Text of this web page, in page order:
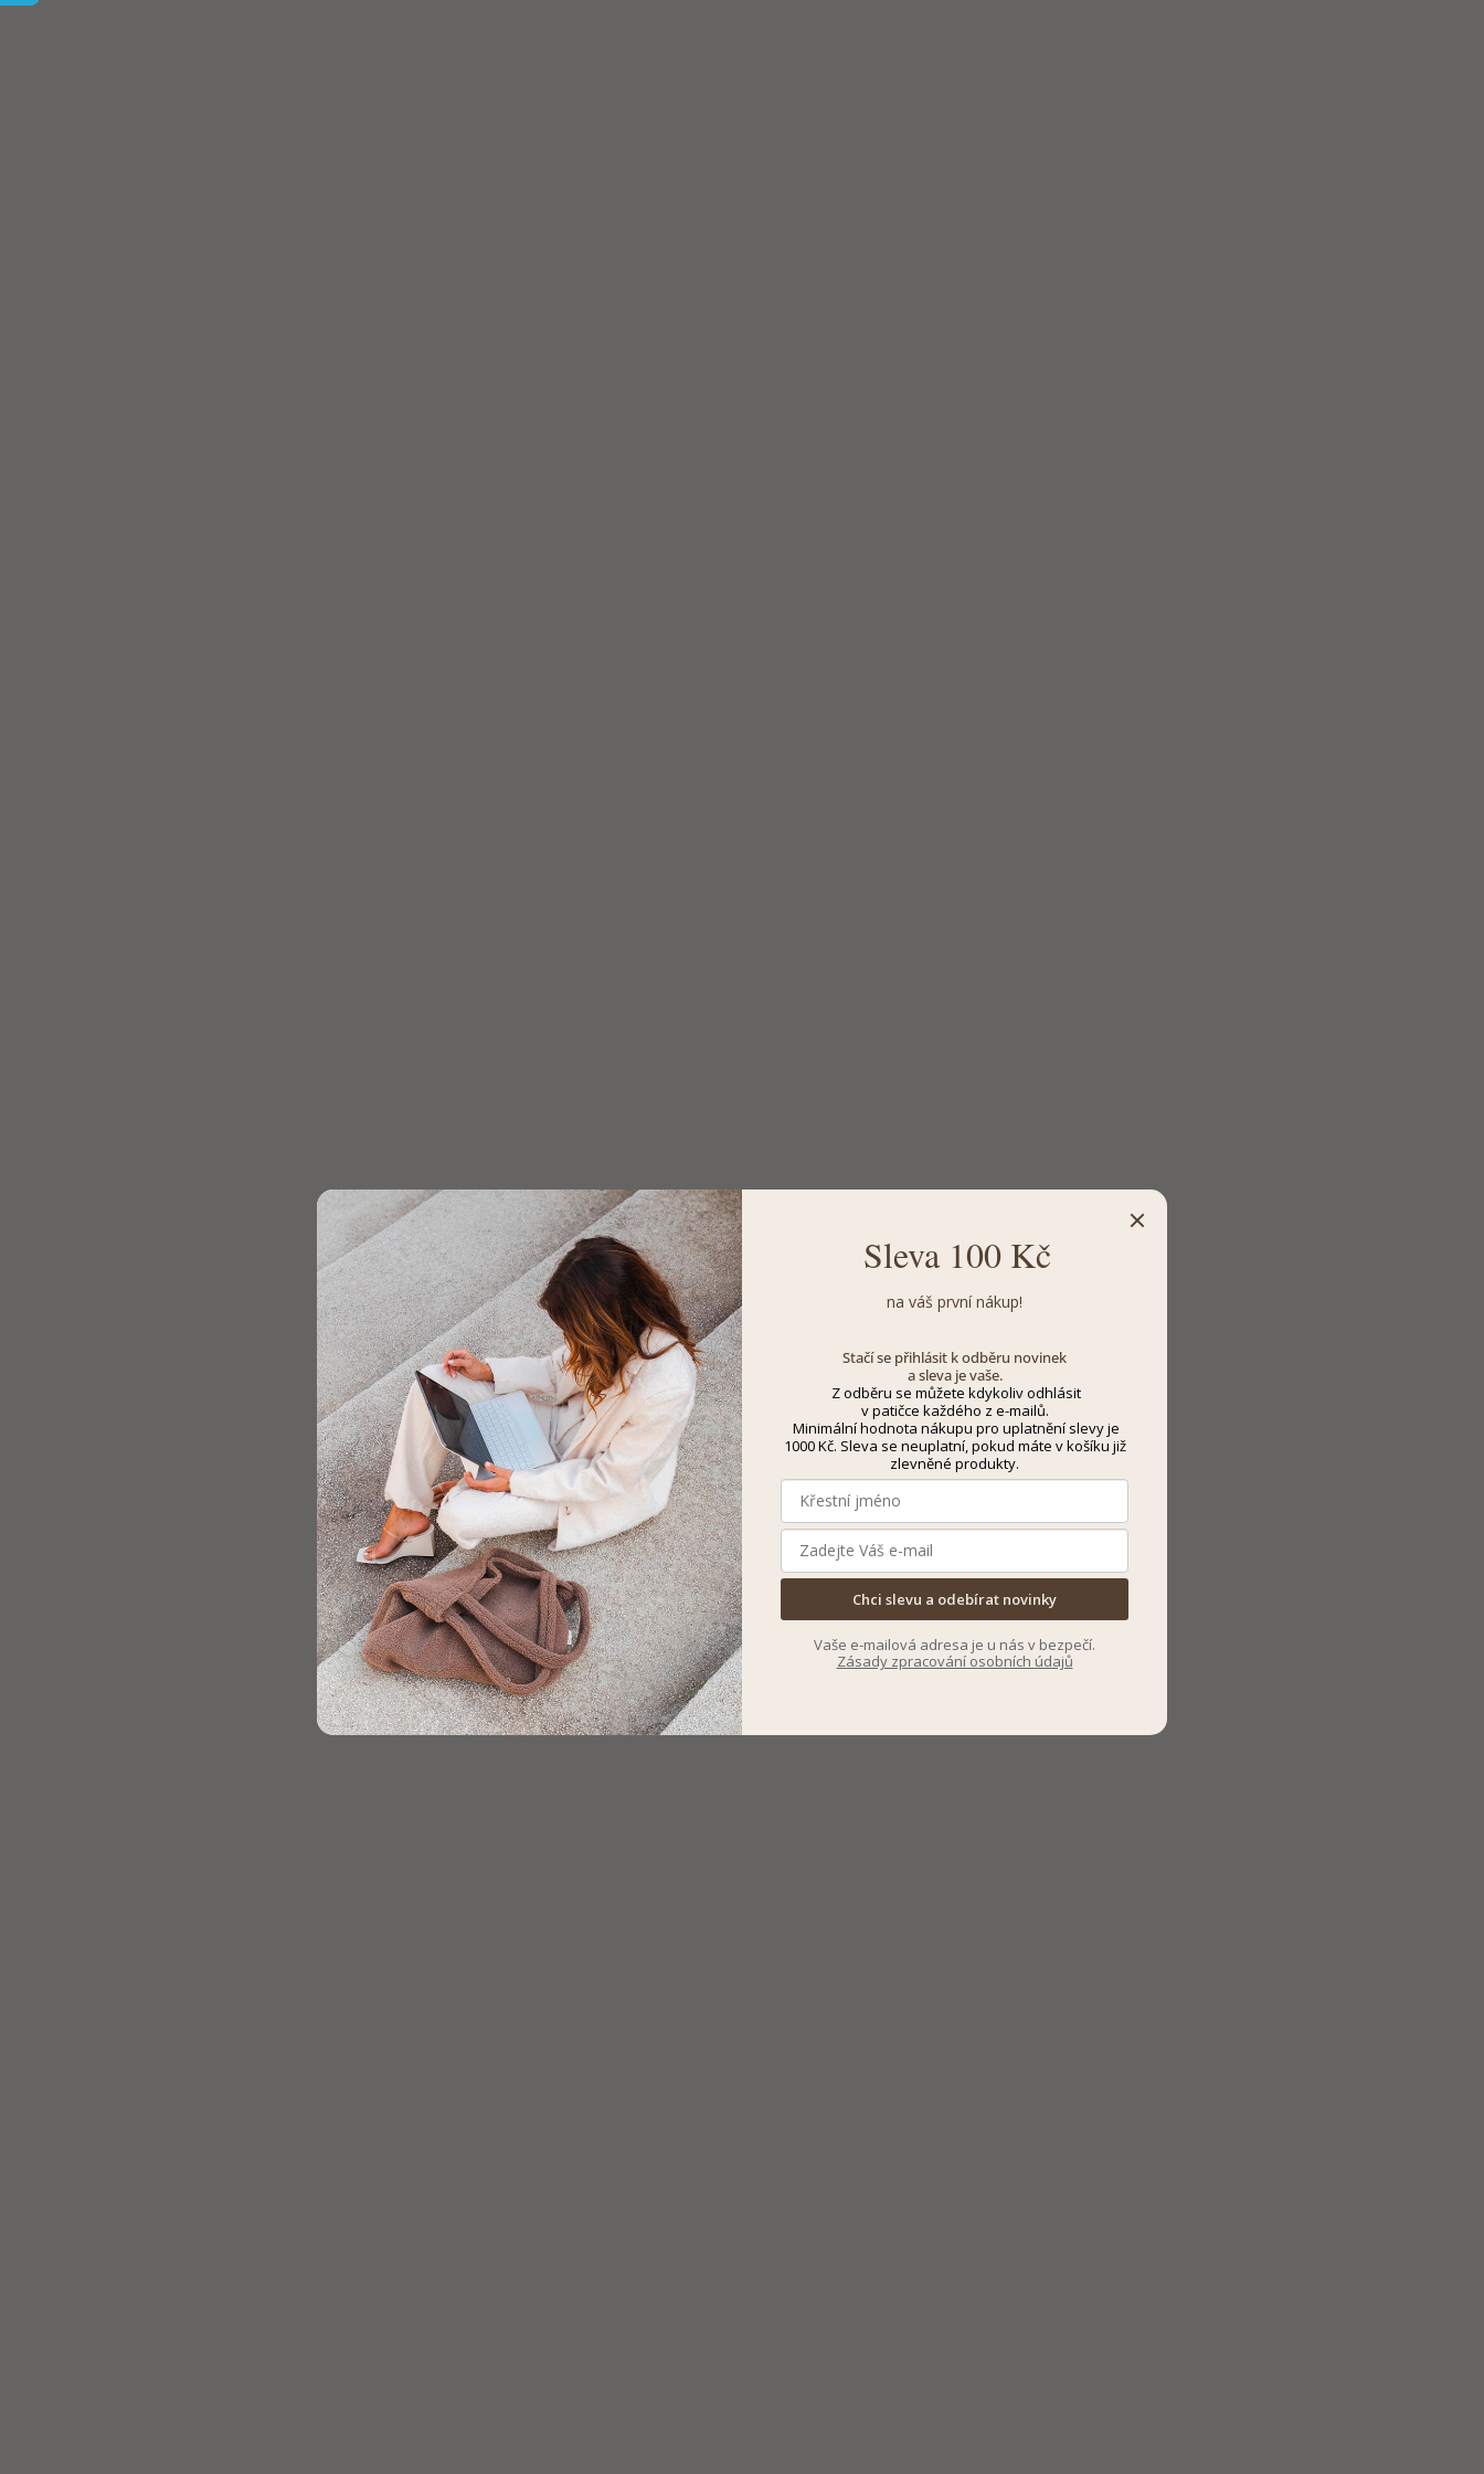
Sleva 100 Kč
na váš první nákup!
Stačí se přihlásit k odběru novinek
a sleva je vaše.
Z odběru se můžete kdykoliv odhlásit
v patičce každého z e-mailů.
Minimální hodnota nákupu pro uplatnění slevy je
1000 Kč. Sleva se neuplatní, pokud máte v košíku již
zlevněné produkty.
Chci slevu a odebírat novinky
Vaše e-mailová adresa je u nás v bezpečí.
Zásady zpracování osobních údajů